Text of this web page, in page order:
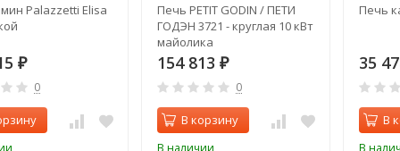
Palazzetti Elisa
₽
0
Печь PETIT GODIN / ПЕТИ
ГОДЭН 3721 - круглая 10 кВт
майолика
154 813 ₽
0
В корзину
В наличии
Печь
35
В
В